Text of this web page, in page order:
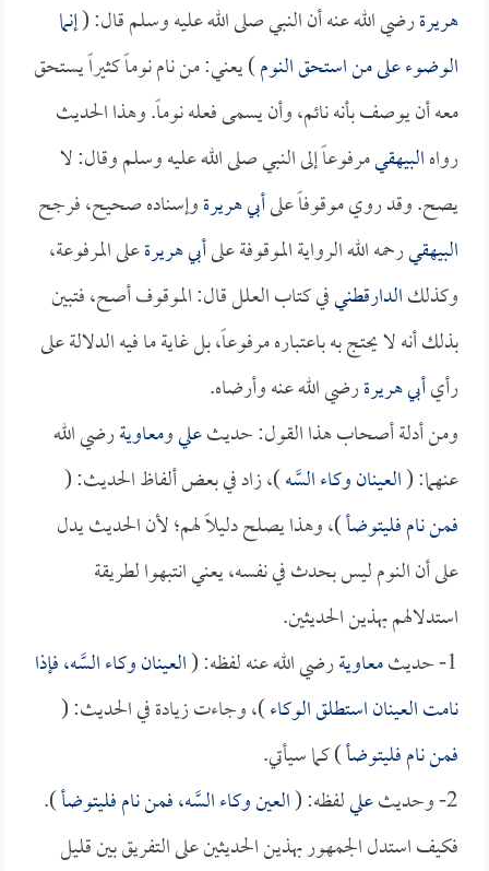
هريرةرضي الله عنه أن النبي صلى الله عليه وسلم قال: (إنما
الوضوء على من استحق النوم) يعني: من نام نوماً كثيراً يستحق
معه أن يوصف بأنه نائم، وأن يسمى فعله نوماً. وهذا الحديث
رواهالبيهقيمرفوعاً إلى النبي صلى الله عليه وسلم وقال: لا
يصح. وقد روي موقوفاً علىأبي هريرةوإسناده صحيح، فرجح
البيهقيرحمه الله الرواية الموقوفة علىأبي هريرةعلى المرفوعة،
وكذلكالدارقطنيفي كتاب العلل قال: الموقوف أصح، فتبين
بذلك أنه لا يحتج به باعتباره مرفوعاً، بل غاية ما فيه الدلالة على
رأيأبي هريرةرضي الله عنه وأرضاه.
ومن أدلة أصحاب هذا القول: حديثعليومعاويةرضي الله
عنهما: (العينان وكاء السَّه)، زاد في بعض ألفاظ الحديث: (
فمن نام فليتوضأ)، وهذا يصلح دليلاً لهم؛ لأن الحديث يدل
على أن النوم ليس بحدث في نفسه، يعني انتبهوا لطريقة
استدلالهم بهذين الحديثين.
1- حديث
معاويةرضي الله عنه لفظه: (العينان وكاء السَّه، فإذا
نامت العينان استطلق الوكاء)، وجاءت زيادة في الحديث: (
فمن نام فليتوضأ) كما سيأتي.
2- وحديث
عليلفظه: (العين وكاء السَّه، فمن نام فليتوضأ).
فكيف استدل الجمهور بهذين الحديثين على التفريق بين قليل